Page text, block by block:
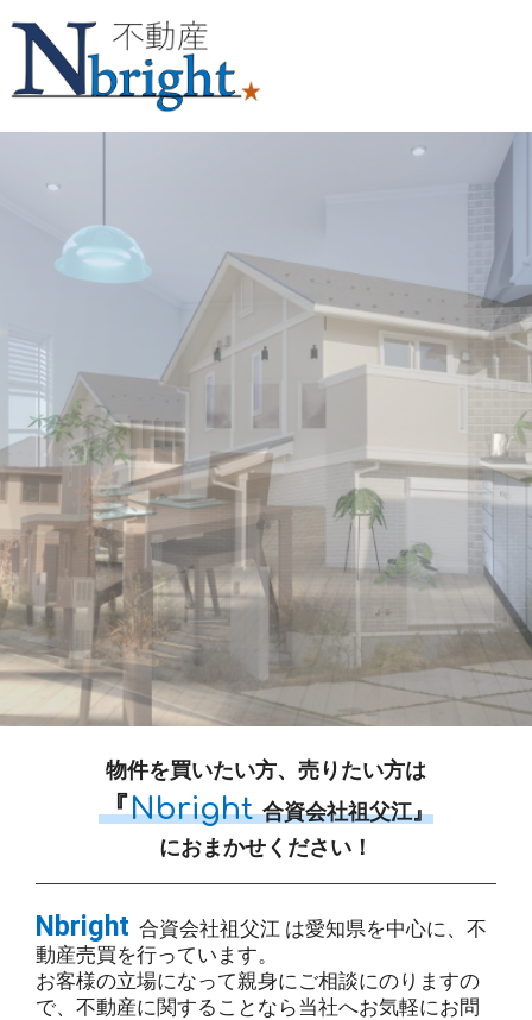
物件を買いたい方、売りたい方は
『Nbright 合資会社祖父江』
におまかせください！
Nbright 合資会社祖父江 は愛知県を中心に、不
動産売買を行っています。
お客様の立場になって親身にご相談にのりますの
で、不動産に関することなら当社へお気軽にお問